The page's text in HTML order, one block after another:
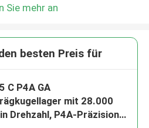
Sie mehr an
besten Preis für
C P4A GA
mit 28.000
Drehzahl, P4A-Präzision